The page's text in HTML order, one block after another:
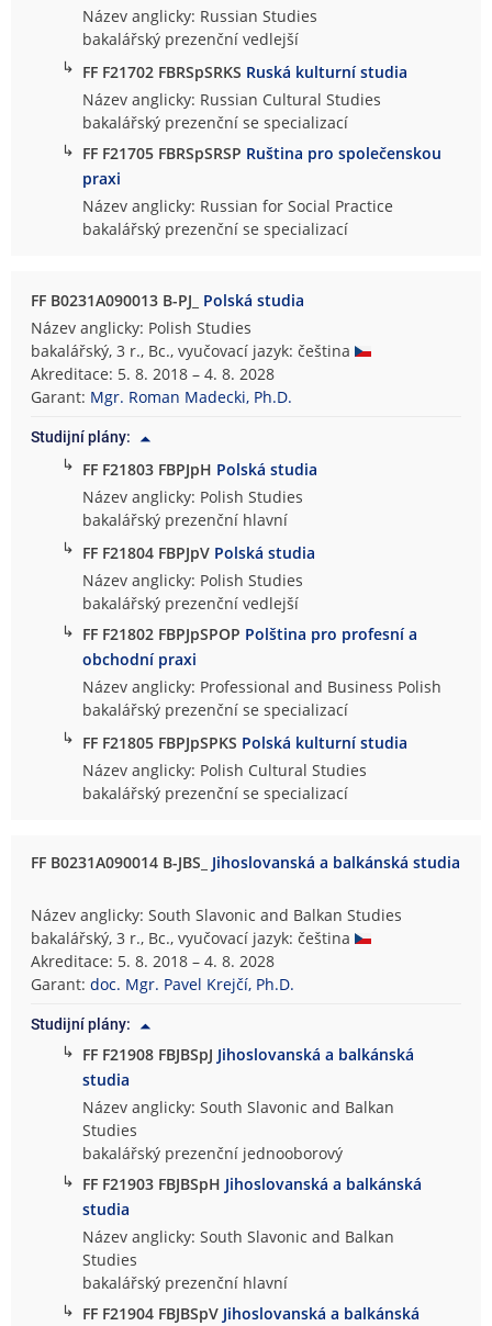
Název anglicky: Russian Studies
bakalářský prezenční vedlejší
↳ FF F21702 FBRSpSRKS Ruská kulturní studia
Název anglicky: Russian Cultural Studies
bakalářský prezenční se specializací
↳ FF F21705 FBRSpSRSP Ruština pro společenskou
praxi
Název anglicky: Russian for Social Practice
bakalářský prezenční se specializací
FF B0231A090013 B-PJ_ Polská studia
Název anglicky: Polish Studies
bakalářský, 3 r., Bc., vyučovací jazyk: čeština
Akreditace: 5. 8. 2018 – 4. 8. 2028
Garant: Mgr. Roman Madecki, Ph.D.
Studijní plány:
↳ FF F21803 FBPJpH Polská studia
Název anglicky: Polish Studies
bakalářský prezenční hlavní
↳ FF F21804 FBPJpV Polská studia
Název anglicky: Polish Studies
bakalářský prezenční vedlejší
↳ FF F21802 FBPJpSPOP Polština pro profesní a
obchodní praxi
Název anglicky: Professional and Business Polish
bakalářský prezenční se specializací
↳ FF F21805 FBPJpSPKS Polská kulturní studia
Název anglicky: Polish Cultural Studies
bakalářský prezenční se specializací
FF B0231A090014 B-JBS_ Jihoslovanská a balkánská studia
Název anglicky: South Slavonic and Balkan Studies
bakalářský, 3 r., Bc., vyučovací jazyk: čeština
Akreditace: 5. 8. 2018 – 4. 8. 2028
Garant:doc. Mgr. Pavel Krejčí, Ph.D.
Studijní plány:
↳ FF F21908 FBJBSpJ Jihoslovanská a balkánská
studia
Název anglicky: South Slavonic and Balkan
Studies
bakalářský prezenční jednooborový
↳ FF F21903 FBJBSpH Jihoslovanská a balkánská
studia
Název anglicky: South Slavonic and Balkan
Studies
bakalářský prezenční hlavní
↳ FF F21904 FBJBSpV Jihoslovanská a balkánská